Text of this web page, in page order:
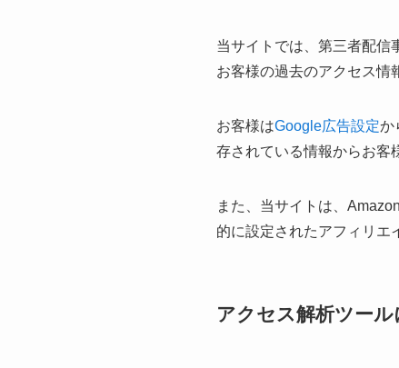
当サイトでは、第三者配信
お客様の過去のアクセス情
お客様はGoogle広告設定か
存されている情報からお客
また、当サイトは、
的に設定されたアフィリエ
アクセス解析ツール